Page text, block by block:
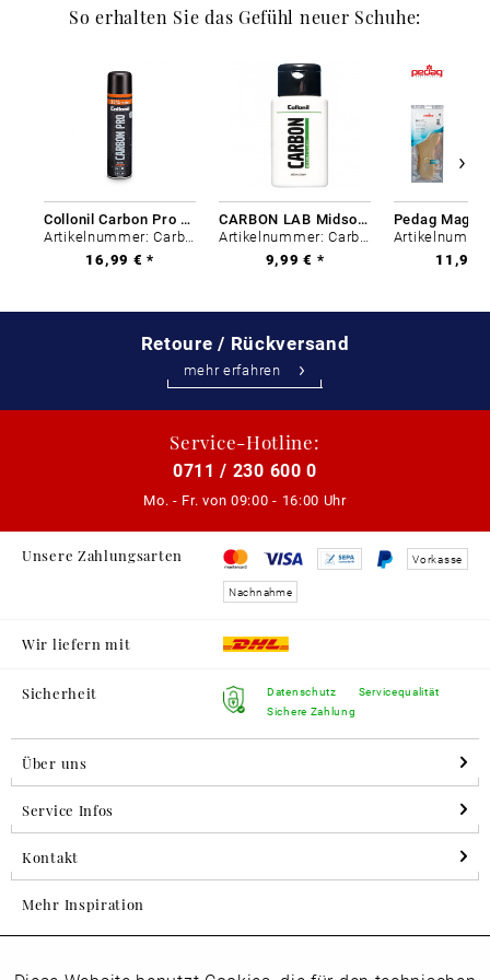
So erhalten Sie das Gefühl neuer Schuhe:
Collonil Carbon Pro 400 ml
Artikelnummer: Carbon-0
16,99 € *
CARBON LAB Midsole Cleaner
Artikelnummer: Carbon-0
9,99 € *
11,99
Retoure / Rückversand
mehr erfahren
Service-Hotline:
0711 / 230 600 0
Mo. - Fr. von 09:00 - 16:00 Uhr
Unsere Zahlungsarten Vorkasse
Nachnahme
Wir liefern mit
Sicherheit
Datenschutz
Sichere Zahlung
Servicequalität
Über uns
Service Infos
Kontakt
Mehr Inspiration